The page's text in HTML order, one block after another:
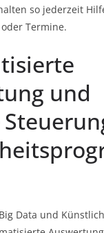
so jederzeit
Termine.
und
Data und